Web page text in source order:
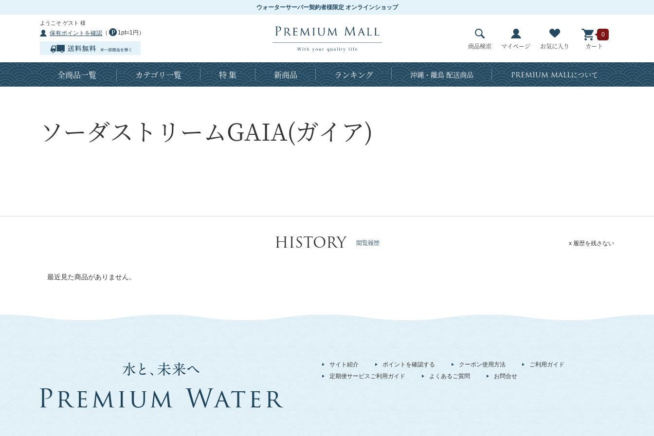
ウォーターサーバー契約者様限定 オンラインショップ
ようこそ ゲスト 様
保有ポイントを確認 （ 1pt=1円）
商品検索 マイページ お気に入り カート
0
全商品一覧 カテゴリ一覧 特 集 新商品 ランキング 沖縄・離島 配送商品 PREMIUM MALLについて
ソーダストリームGAIA(ガイア)
HISTORY 閲覧履歴
最近見た商品がありません。
x 履歴を残さない
サイト紹介 ポイントを確認する クーポン使用方法
ご利用ガイド
定期便サービスご利用ガイド
よくあるご質問 お問合せ